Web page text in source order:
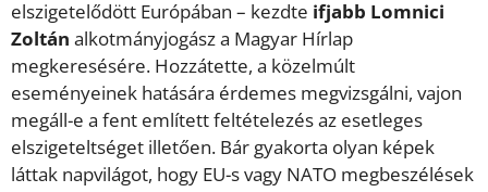
elszigetelődött Európában – kezdte ifjabb Lomnici
Zoltán alkotmányjogász a Magyar Hírlap
megkeresésére. Hozzátette, a közelmúlt
eseményeinek hatására érdemes megvizsgálni, vajon
megáll-e a fent említett feltételezés az esetleges
elszigeteltséget illetően. Bár gyakorta olyan képek
láttak napvilágot, hogy EU-s vagy NATO megbeszélések